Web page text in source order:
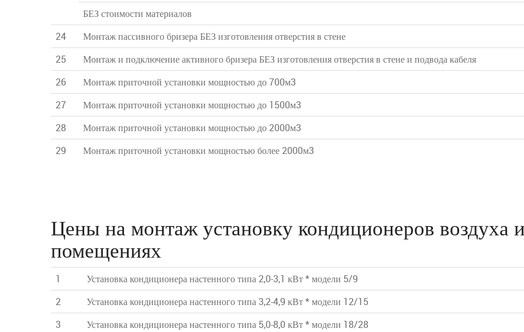
БЕЗ стоимости материалов
24
Монтаж пассивного бризера БЕЗ изготовления отверстия в стене
25
Монтаж и подключение активного бризера БЕЗ изготовления отверстия в стене и подвода кабеля
26
Монтаж приточной установки мощностью до 700м3
27
Монтаж приточной установки мощностью до 1500м3
28
Монтаж приточной установки мощностью до 2000м3
29
Монтаж приточной установки мощностью более 2000м3
Цены на монтаж установку кондиционеров воздуха
помещениях
1
Установка кондиционера настенного типа 2,0-3,1 кВт * модели 5/9
2
Установка кондиционера настенного типа 3,2-4,9 кВт * модели 12/15
3
Установка кондиционера настенного типа 5,0-8,0 кВт * модели 18/28